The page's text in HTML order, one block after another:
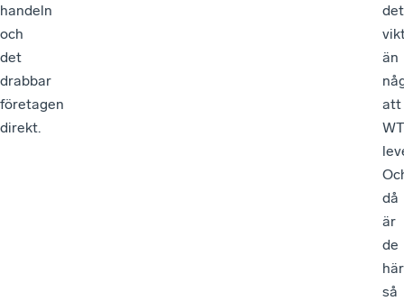
handeln
och
det
drabbar
företagen
direkt.
det
än
att
då
är
de
här
så